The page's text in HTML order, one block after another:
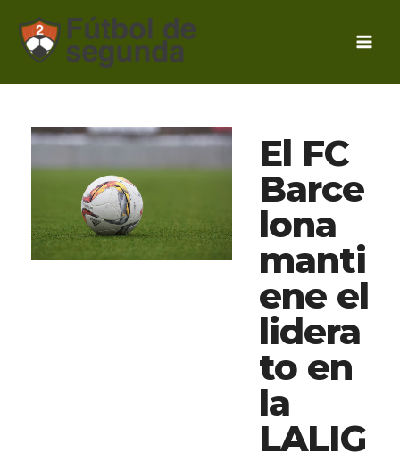
contenido
El FC
Barce
lona
manti
ene el
lidera
to en
la
LALIG